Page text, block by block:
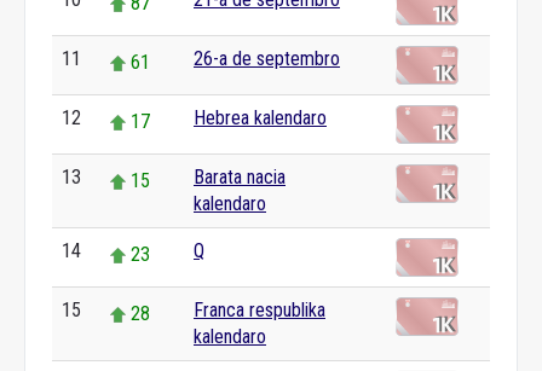
11 61 26-a de septembro
12 17 Hebrea kalendaro
13 15
Barata nacia
kalendaro
14 23 Q
15 28
Franca respublika
kalendaro